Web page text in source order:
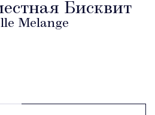
Бисквит
Melange